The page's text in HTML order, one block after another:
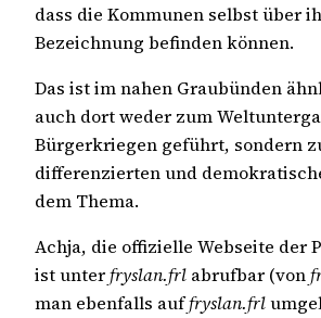
dass die Kommunen selbst über
Bezeichnung befinden können.
Das ist im nahen Graubünden
auch dort weder zum
Bürgerkriegen geführt, sondern
differenzierten und
dem Thema.
Achja, die offizielle Webseite der
ist unterfryslan.frl abrufbar (von
man ebenfalls auffryslan.frl